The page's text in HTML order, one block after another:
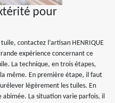
pour
contactez l’artisan HENRIQUE
expérience concernant ce
La technique, en trois étapes,
même. En première étape, il faut
légèrement les tuiles. En
La situation varie parfois, il